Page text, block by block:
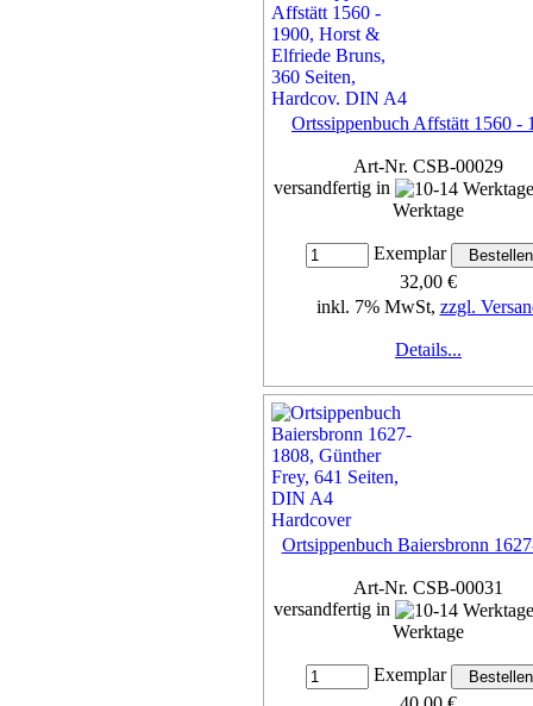
Ortssippenbuch Affstätt 1560 -
Art-Nr. CSB-00029
versandfertig in
Werktage
Exemplar
32,00 €
inkl. 7% MwSt, zzgl.
Details...
Ortsippenbuch Baiersbronn
Art-Nr. CSB-00031
versandfertig in
Werktage
Exemplar